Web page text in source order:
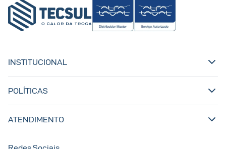
INSTITUCIONAL
POLÍTICAS
ATENDIMENTO